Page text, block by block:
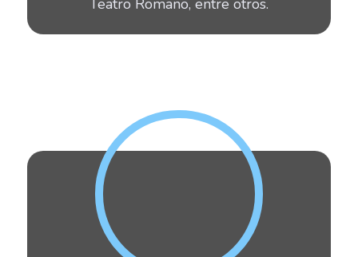
Teatro Romano, entre otros.